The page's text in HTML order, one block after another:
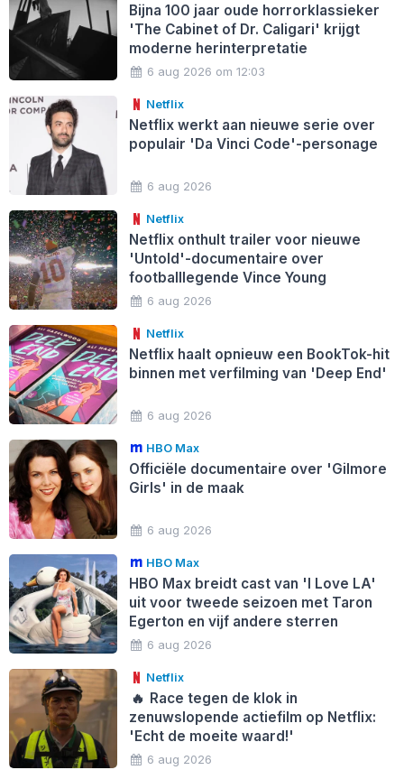
Bijna 100 jaar oude horrorklassieker
'The Cabinet of Dr. Caligari' krijgt
moderne herinterpretatie
6 aug 2026 om 12:03
Netflix
Netflix werkt aan nieuwe serie over
populair 'Da Vinci Code'-personage
6 aug 2026
Netflix
Netflix onthult trailer voor nieuwe
'Untold'-documentaire over
footballlegende Vince Young
6 aug 2026
Netflix
Netflix haalt opnieuw een BookTok-hit
binnen met verfilming van 'Deep End'
6 aug 2026
HBO Max
Officiële documentaire over 'Gilmore
Girls' in de maak
6 aug 2026
HBO Max
HBO Max breidt cast van 'I Love LA'
uit voor tweede seizoen met Taron
Egerton en vijf andere sterren
6 aug 2026
Netflix
🔥 Race tegen de klok in
zenuwslopende actiefilm op Netflix:
'Echt de moeite waard!'
6 aug 2026